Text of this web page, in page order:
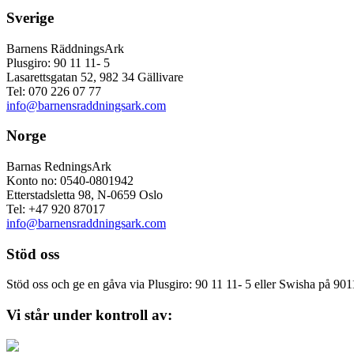
Sverige
Barnens RäddningsArk
Plusgiro: 90 11 11- 5
Lasarettsgatan 52, 982 34 Gällivare
Tel: 070 226 07 77
info@barnensraddningsark.com
Norge
Barnas RedningsArk
Konto no: 0540-0801942
Etterstadsletta 98, N-0659 Oslo
Tel: +47 920 87017
info@barnensraddningsark.com
Stöd oss
Stöd oss och ge en gåva via Plusgiro: 90 11 11- 5 eller Swisha på
Vi står under kontroll av: